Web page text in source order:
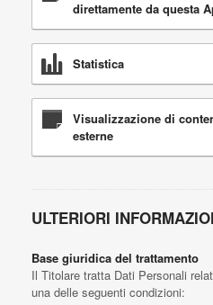
direttamente da questa
Statistica
Visualizzazione di
esterne
ULTERIORI
Base giuridica del trattamento
Il Titolare tratta Dati Personali
una delle seguenti condizioni: